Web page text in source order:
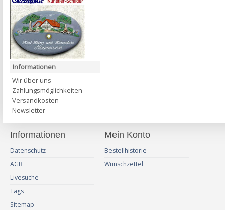
Informationen
Wir über uns
Zahlungsmöglichkeiten
Versandkosten
Newsletter
Informationen
Datenschutz
AGB
Livesuche
Tags
Sitemap
Mein Konto
Bestellhistorie
Wunschzettel